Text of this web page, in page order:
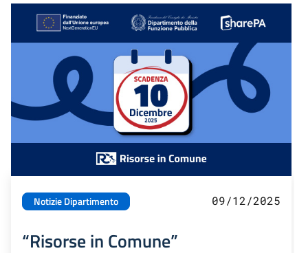
Notizie Dipartimento 09/12/2025
“Risorse in Comune”